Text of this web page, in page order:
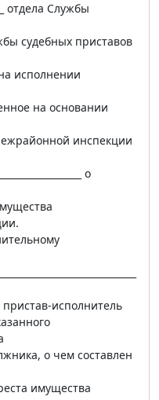
отдела Службы
судебных приставов
на исполнении
на основании
Межрайонной инспекции
о
пристав-исполнитель
о чем составлен
ареста имущества